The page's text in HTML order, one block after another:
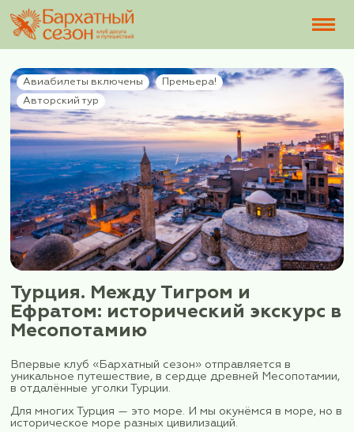
Авиабилеты включены
Авторский тур
Турция. Между Тигром и
Ефратом: исторический
Месопотамию